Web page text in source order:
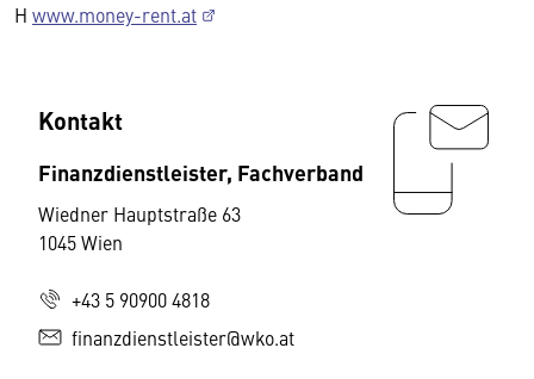
H www.money-rent.at
Kontakt
Finanzdienstleister, Fachverband
Wiedner Hauptstraße 63
1045 Wien
+43 5 90900 4818
finanzdienstleister@wko.at